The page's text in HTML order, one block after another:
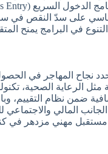
على سدّ النقص في
في البرامج يمنح
نجاح المهاجر في
الرعاية الصحية،
ضمن نظام التقييم،
المالي
مستقبل مهني مزدهر في